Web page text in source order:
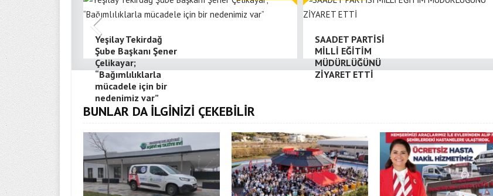
Yeşilay Tekirdağ
Şube Başkanı Şener
Çelikayar;
“Bağımlılıklarla
mücadele için bir
nedenimiz var”
SAADET PARTİSİ
MİLLİ EĞİTİM
MÜDÜRLÜĞÜNÜ
ZİYARET ETTİ
BUNLAR DA İLGİNİZİ ÇEKEBİLİR